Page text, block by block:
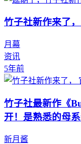
竹子社新作来了
月幕
资讯
5年前
竹子社最新作《
开！是熟悉的母系
新月酱